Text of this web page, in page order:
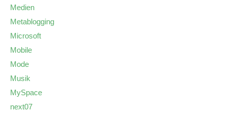
Medien
Metablogging
Microsoft
Mobile
Mode
Musik
MySpace
next07